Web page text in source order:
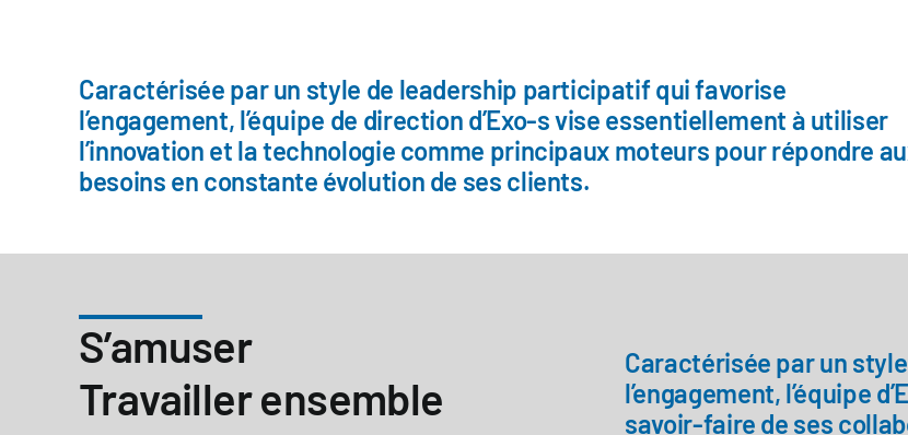
Caractérisée par un style de leadership participatif qui favorise
l’engagement, l’équipe de direction d’Exo-s vise essentiellement à utiliser
l’innovation et la technologie comme principaux moteurs pour répondre
besoins en constante évolution de ses clients.
S’amuser
Travailler ensemble
Caractérisée par un
l’engagement, l’équipe
savoir-faire de ses